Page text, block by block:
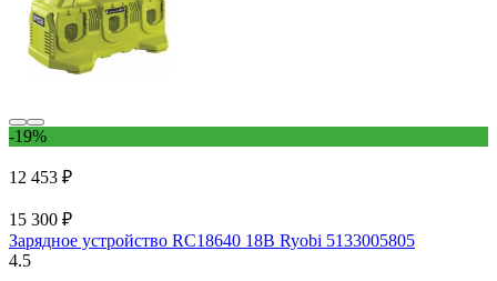
-19%
12 453 ₽
15 300 ₽
Зарядное устройство RC18640 18В Ryobi 5133005805
4.5